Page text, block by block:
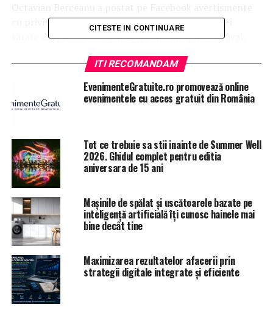
cu privire la impactul devastator al deversării apei
sărate asupra ecosistemului și comunităților din aval,
acvatică, ci și resursele locale de apă potabilă. Spre
exemplu, el a subliniat necesitatea utilizării unei
instalații mobile de osmoză inversă, pe care
Inspectoratul pentru Situații de Urgență ar fi trebuit să
poluare. Berceanu a criticat sever evaluarea insuficientă
a efectelor negative asupra mediului, afirmând că
aceasta a fost complet inadecvată.
CITESTE IN CONTINUARE
ITI RECOMANDAM
EvenimenteGratuite.ro promovează online
evenimentele cu acces gratuit din România
Tot ce trebuie sa stii inainte de Summer Well
2026. Ghidul complet pentru editia
aniversara de 15 ani
Mașinile de spălat și uscătoarele bazate pe
inteligență artificială îți cunosc hainele mai
bine decât tine
Maximizarea rezultatelor afacerii prin
strategii digitale integrate și eficiente